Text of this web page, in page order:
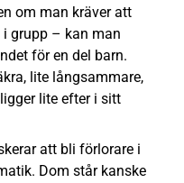
om man kräver att
grupp – kan man
för en del barn.
lite långsammare,
lite efter i sitt
att bli förlorare i
Dom står kanske